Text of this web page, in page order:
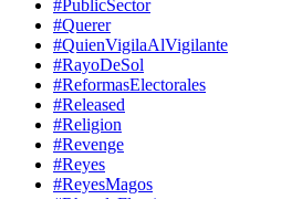
#PublicSector
#Querer
#QuienVigilaAlVigilante
#RayoDeSol
#ReformasElectorales
#Released
#Religion
#Revenge
#Reyes
#ReyesMagos